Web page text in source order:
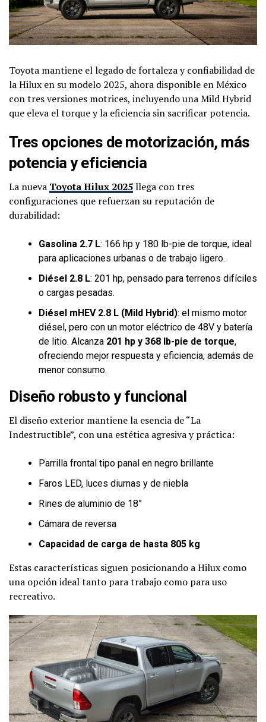
Toyota mantiene el legado de fortaleza y confiabilidad de
la Hilux en su modelo 2025, ahora disponible en México
con tres versiones motrices, incluyendo una Mild Hybrid
que eleva el torque y la eficiencia sin sacrificar potencia.
Tres opciones de motorización, más
potencia y eficiencia
La nueva Toyota Hilux 2025llega con tres
configuraciones que refuerzan su reputación de
durabilidad:
Gasolina 2.7 L: 166 hp y 180 lb-pie de torque, ideal
para aplicaciones urbanas o de trabajo ligero.
Diésel 2.8 L: 201 hp, pensado para terrenos difíciles
o cargas pesadas.
Diésel mHEV 2.8 L (Mild Hybrid): el mismo motor
diésel, pero con un motor eléctrico de 48V y batería
de litio. Alcanza 201 hp y 368 lb-pie de torque,
ofreciendo mejor respuesta y eficiencia, además de
menor consumo.
Diseño robusto y funcional
El diseño exterior mantiene la esencia de “La
Indestructible”, con una estética agresiva y práctica:
Parrilla frontal tipo panal en negro brillante
Faros LED, luces diurnas y de niebla
Rines de aluminio de 18”
Cámara de reversa
Capacidad de carga de hasta 805 kg
Estas características siguen posicionando a Hilux como
una opción ideal tanto para trabajo como para uso
recreativo.